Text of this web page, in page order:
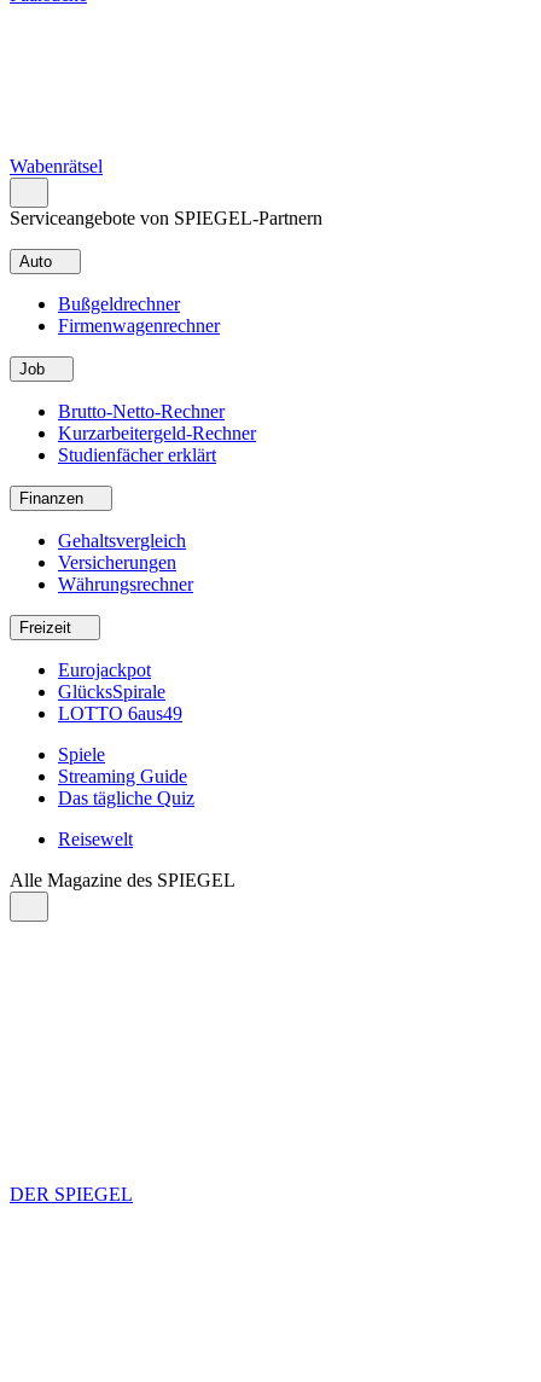
Wabenrätsel
Serviceangebote von SPIEGEL-Partnern
Auto
Bußgeldrechner
Firmenwagenrechner
Job
Brutto-Netto-Rechner
Kurzarbeitergeld-Rechner
Studienfächer erklärt
Finanzen
Gehaltsvergleich
Versicherungen
Währungsrechner
Freizeit
Eurojackpot
GlücksSpirale
LOTTO 6aus49
Spiele
Streaming Guide
Das tägliche Quiz
Reisewelt
Alle Magazine des SPIEGEL
DER SPIEGEL